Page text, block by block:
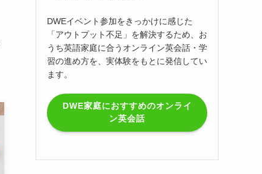
DWEイベント参加をきっかけに感じた
「アウトプット不足」を解決するため、お
うち英語家庭に合うオンライン英会話・学
習の進め方を、実体験をもとに発信してい
ます。
DWE家庭におすすめのオンライ
ン英会話